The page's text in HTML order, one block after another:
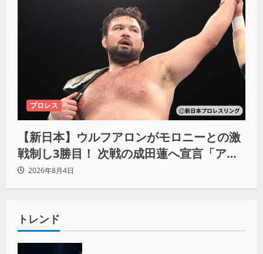
プロレス
【新日本】ウルフアロンがモロニーとの激
戦制し3勝目！ 次戦の成田蓮へ宣言「アイ
ツの王道を俺の王道でぶち壊す」
2026年8月4日
トレンド